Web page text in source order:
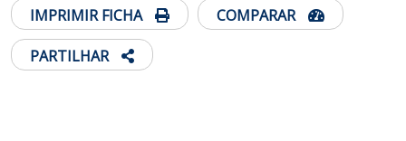
IMPRIMIR FICHA COMPARAR
PARTILHAR